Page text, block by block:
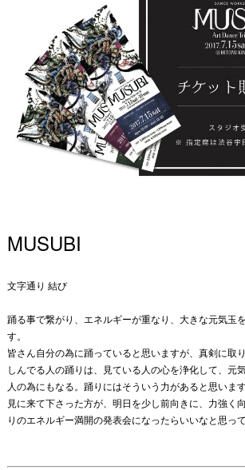
MUSUBI
文字通り 結び
踊る事で繋がり、エネルギーが重なり、大きな元気玉
す。
皆さん自分の為に踊っていると思いますが、真剣に取
しんでる人の踊りは、見ている人の心を浄化して、元
人の為にもなる。踊りにはそういう力があると思います
見に来て下さった方が、明日を少し前向きに、力強く
りのエネルギー満開の発表会になったらいいなと思って